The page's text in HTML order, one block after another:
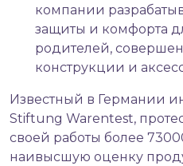
компании
защиты и комфорта
родителей,
конструкции и
Известный в Германии
Stiftung Warentest,
своей работы более
наивысшую оценку